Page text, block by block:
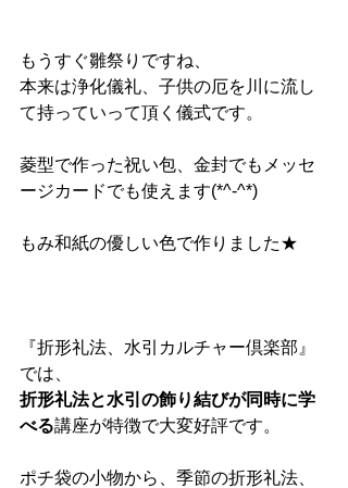
もうすぐ雛祭りですね、
本来は浄化儀礼、子供の厄を川に流し
て持っていって頂く儀式です。
菱型で作った祝い包、金封でもメッセ
ージカードでも使えます(*^-^*)
もみ和紙の優しい色で作りました★
『折形礼法、水引カルチャー倶楽部』
では、
折形礼法と水引の飾り結びが同時に学
べる講座が特徴で大変好評です。
ポチ袋の小物から、季節の折形礼法、